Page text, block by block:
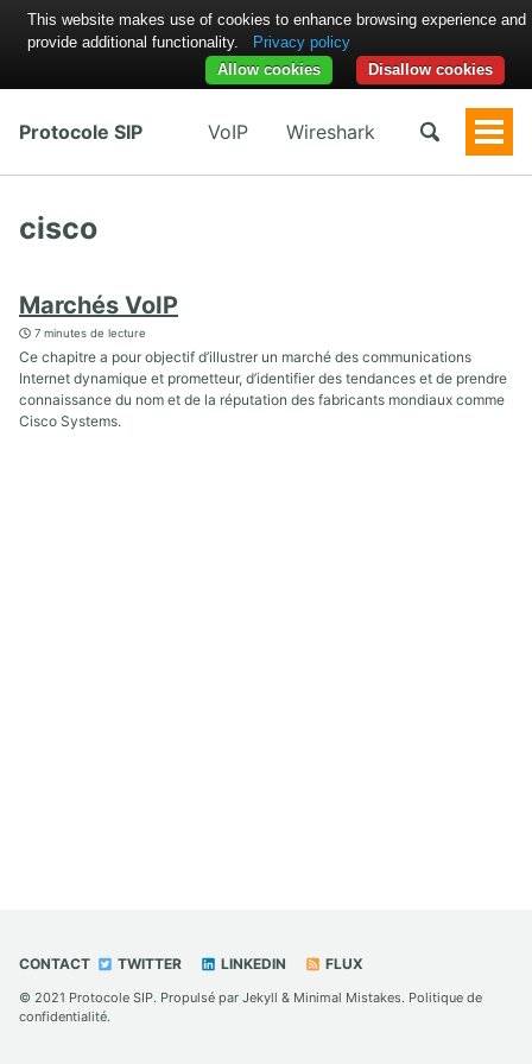
Protocole SIP VoIP Wireshark
cisco
Marchés VoIP
7 minutes de lecture
Ce chapitre a pour objectif d’illustrer un marché des communications
Internet dynamique et prometteur, d’identifier des tendances et de prendre
connaissance du nom et de la réputation des fabricants mondiaux comme
Cisco Systems.
CONTACT TWITTER LINKEDIN FLUX
© 2021 Protocole SIP. Propulsé par Jekyll & Minimal Mistakes. Politique de
confidentialité.
This website makes use of cookies to enhance browsing experience and
provide additional functionality.
Privacy policy
Disallow cookies
Allow cookies